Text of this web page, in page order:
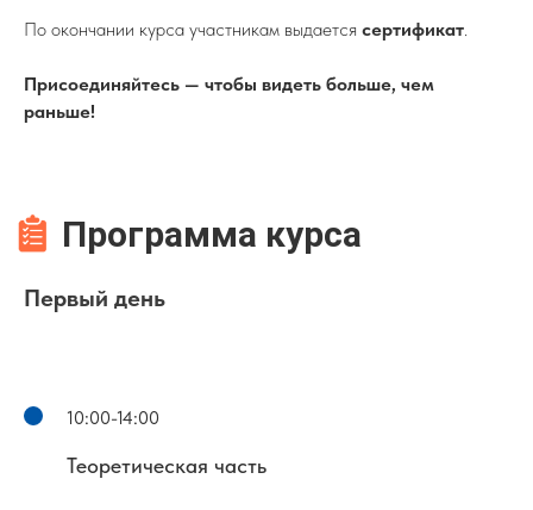
По окончании курса участникам выдается сертификат.
Присоединяйтесь — чтобы видеть больше, чем
раньше!
Программа курса
Первый день
10:00-14:00
Теоретическая часть